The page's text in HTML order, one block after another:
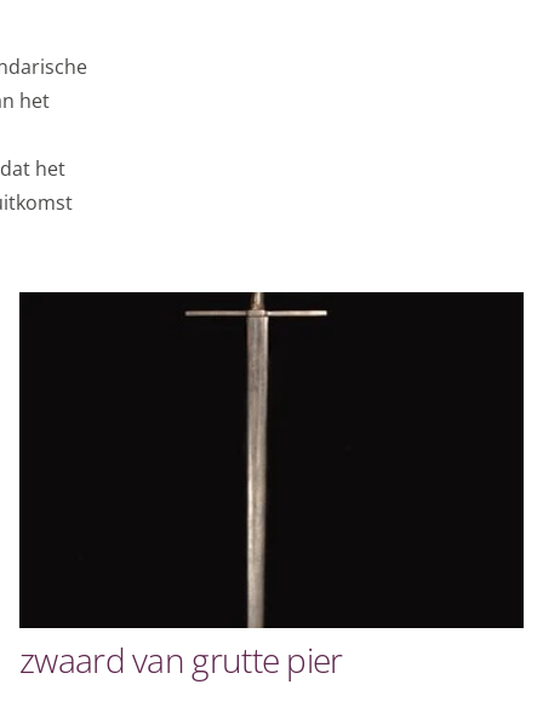
het
het
zwaard van grutte pier